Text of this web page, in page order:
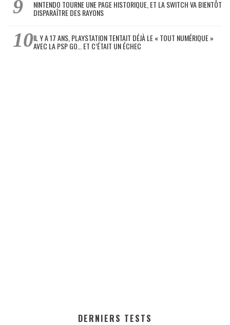
NINTENDO TOURNE UNE PAGE HISTORIQUE, ET LA SWITCH VA BIENTÔT
DISPARAÎTRE DES RAYONS
IL Y A 17 ANS, PLAYSTATION TENTAIT DÉJÀ LE « TOUT NUMÉRIQUE »
AVEC LA PSP GO… ET C’ÉTAIT UN ÉCHEC
DERNIERS TESTS